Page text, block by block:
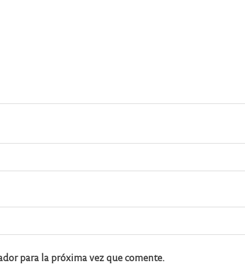
para la próxima vez que comente.